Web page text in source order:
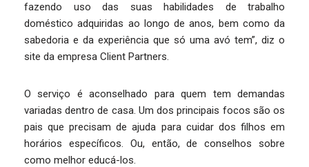
fazendo uso das suas habilidades de trabalho
doméstico adquiridas ao longo de anos, bem como da
sabedoria e da experiência que só uma avó tem”, diz o
site da empresa Client Partners.
O serviço é aconselhado para quem tem demandas
variadas dentro de casa. Um dos principais focos são os
pais que precisam de ajuda para cuidar dos filhos em
horários específicos. Ou, então, de conselhos sobre
como melhor educá-los.